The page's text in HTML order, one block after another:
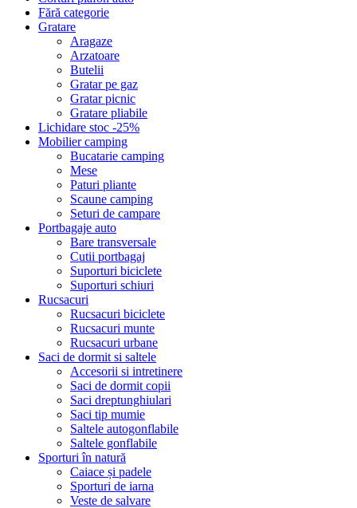
Fără categorie
Gratare
Aragaze
Arzatoare
Butelii
Gratar pe gaz
Gratar picnic
Gratare pliabile
Lichidare stoc -25%
Mobilier camping
Bucatarie camping
Mese
Paturi pliante
Scaune camping
Seturi de campare
Portbagaje auto
Bare transversale
Cutii portbagaj
Suporturi biciclete
Suporturi schiuri
Rucsacuri
Rucsacuri biciclete
Rucsacuri munte
Rucsacuri urbane
Saci de dormit si saltele
Accesorii si intretinere
Saci de dormit copii
Saci dreptunghiulari
Saci tip mumie
Saltele autogonflabile
Saltele gonflabile
Sporturi în natură
Caiace și padele
Sporturi de iarna
Veste de salvare